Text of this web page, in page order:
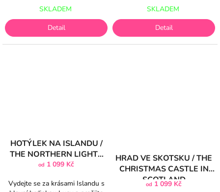
SKLADEM
Detail
SKLADEM
Detail
HOTÝLEK NA ISLANDU /
THE NORTHERN LIGHTS
LODGE
od 1 099 Kč
Vydejte se za krásami Islandu s
HRAD VE SKOTSKU / THE
CHRISTMAS CASTLE IN
SCOTLAND
od 1 099 Kč